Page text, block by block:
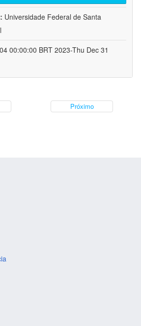
Universidade Federal de Santa
00:00:00 BRT 2023-Thu Dec 31
Próximo